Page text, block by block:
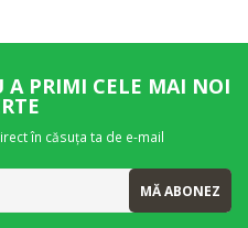
A PRIMI CELE MAI NOI
în căsuța ta de e-mail
MĂ ABONEZ